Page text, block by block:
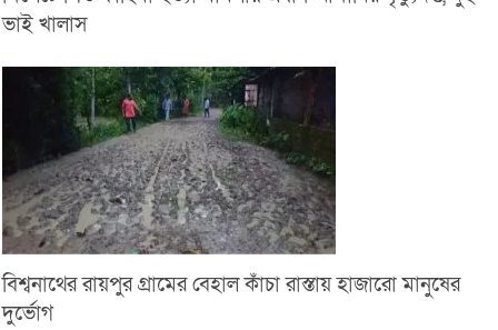
ভাই খালাস
বিশ্বনাথের রায়পুর গ্রামের বেহাল কাঁচা রাস্তায় হাজারো মানুষের
দুর্ভোগ